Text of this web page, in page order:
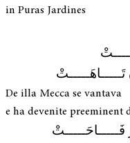
in Puras Jardines
تَـــــاهَـــــتْ
De illa Mecca se vantava
e ha devenite preeminent
فَـــــاحَـــــتْ